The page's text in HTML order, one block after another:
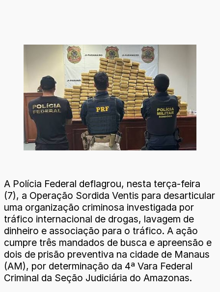
A Polícia Federal deflagrou, nesta terça-feira
(7), a Operação Sordida Ventis para desarticular
uma organização criminosa investigada por
tráfico internacional de drogas, lavagem de
dinheiro e associação para o tráfico. A ação
cumpre três mandados de busca e apreensão e
dois de prisão preventiva na cidade de Manaus
(AM), por determinação da 4ª Vara Federal
Criminal da Seção Judiciária do Amazonas.